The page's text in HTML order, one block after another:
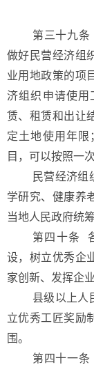
第三十九条
做好民营经济组
业用地政策的项
济组织申请使用
赁、租赁和出让
定土地使用年限
目，可以按照一
民营经济组
学研究、健康养
当地人民政府统筹
第四十条
设，树立优秀企
家创新、发挥企
县级以上人
立优秀工匠奖励
围。
第四十一